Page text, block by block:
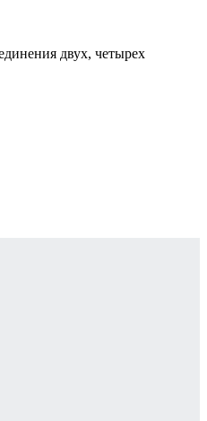
двух, четырех